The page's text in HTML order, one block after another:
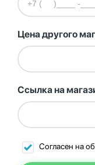
Цена другого
Ссылка на
Согласен на